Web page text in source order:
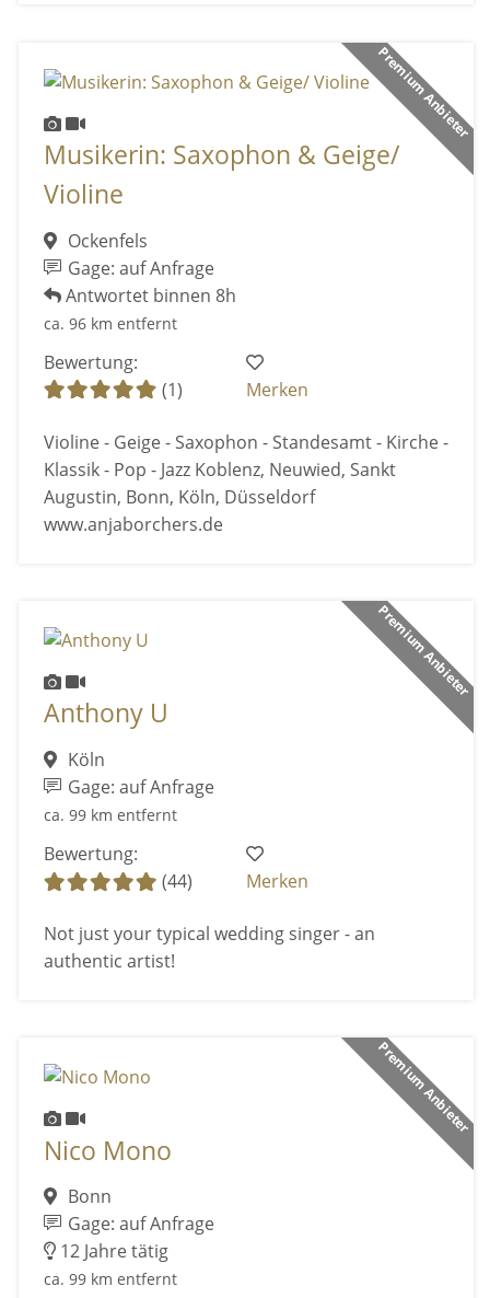
Premium Anbieter
Musikerin: Saxophon & Geige/
Violine
Ockenfels
Gage: auf Anfrage
Antwortet binnen 8h
ca. 96 km entfernt
Bewertung:
(1)
Merken
Violine - Geige - Saxophon - Standesamt - Kirche -
Klassik - Pop - Jazz Koblenz, Neuwied, Sankt
Augustin, Bonn, Köln, Düsseldorf
www.anjaborchers.de
Premium Anbieter
Anthony U
Köln
Gage: auf Anfrage
ca. 99 km entfernt
Bewertung:
(44)
Merken
Not just your typical wedding singer - an
authentic artist!
Premium Anbieter
Nico Mono
Bonn
Gage: auf Anfrage
12 Jahre tätig
ca. 99 km entfernt